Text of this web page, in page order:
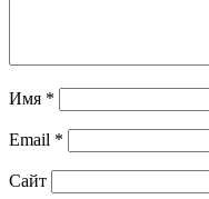
Имя *
Email *
Сайт